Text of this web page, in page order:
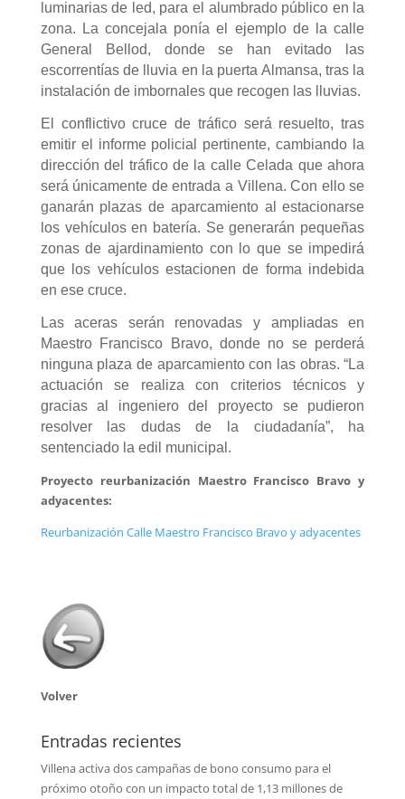
luminarias de led, para el alumbrado público en la
zona. La concejala ponía el ejemplo de la calle
General Bellod, donde se han evitado las
escorrentías de lluvia en la puerta Almansa, tras la
instalación de imbornales que recogen las lluvias.
El conflictivo cruce de tráfico será resuelto, tras
emitir el informe policial pertinente, cambiando la
dirección del tráfico de la calle Celada que ahora
será únicamente de entrada a Villena. Con ello se
ganarán plazas de aparcamiento al estacionarse
los vehículos en batería. Se generarán pequeñas
zonas de ajardinamiento con lo que se impedirá
que los vehículos estacionen de forma indebida
en ese cruce.
Las aceras serán renovadas y ampliadas en
Maestro Francisco Bravo, donde no se perderá
ninguna plaza de aparcamiento con las obras. “La
actuación se realiza con criterios técnicos y
gracias al ingeniero del proyecto se pudieron
resolver las dudas de la ciudadanía”, ha
sentenciado la edil municipal.
Proyecto reurbanización Maestro Francisco Bravo y
adyacentes:
Reurbanización Calle Maestro Francisco Bravo y adyacentes
Volver
Entradas recientes
Villena activa dos campañas de bono consumo para el
próximo otoño con un impacto total de 1,13 millones de